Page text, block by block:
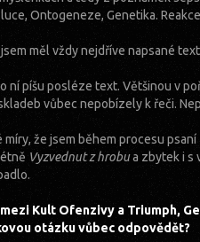
Ontogeneze, Genetika.
měl vždy nejdříve napsané
ní píšu posléze text. Většinou v
vůbec nepobízely k řeči.
že jsem během procesu psaní
Vyzvednut z hrobua zbytek i s
Kult Ofenzivy a Triumph,
otázku vůbec odpovědět?